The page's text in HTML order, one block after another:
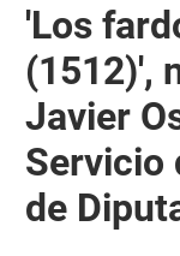
'Los
(1512)',
Javier
Servicio
de